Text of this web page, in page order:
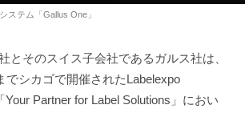
ステム「Gallus One」
とそのスイス子会社であるガルス社は、
でシカゴで開催されたLabelexpo
Partner for Label Solutions」におい